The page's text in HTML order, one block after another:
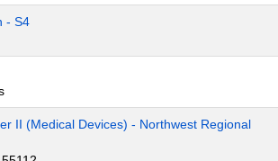
- S4
II (Medical Devices) - Northwest Regional